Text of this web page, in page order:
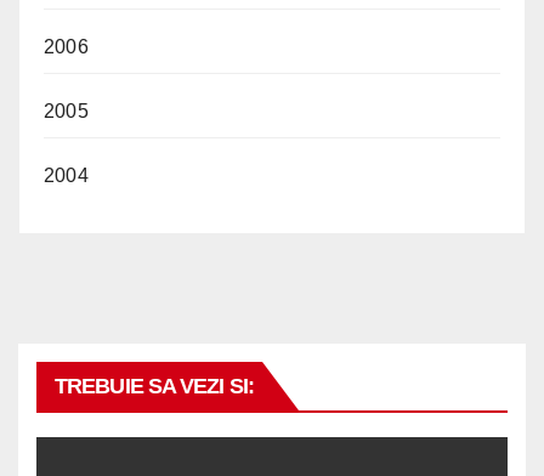
2006
2005
2004
TREBUIE SA VEZI SI: